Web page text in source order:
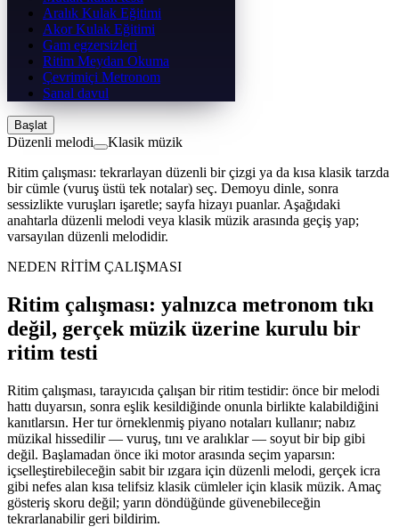
Aralık Kulak Eğitimi
Akor Kulak Eğitimi
Gam egzersizleri
Ritim Meydan Okuma
Çevrimiçi Metronom
Sanal davul
Başlat
Düzenli melodi
Klasik müzik
Ritim çalışması: tekrarlayan düzenli bir çizgi ya da kısa klasik tarzda
bir cümle (vuruş üstü tek notalar) seç. Demoyu dinle, sonra
sessizlikte vuruşları işaretle; sayfa hizayı puanlar. Aşağıdaki
anahtarla düzenli melodi veya klasik müzik arasında geçiş yap;
varsayılan düzenli melodidir.
NEDEN RİTİM ÇALIŞMASI
Ritim çalışması: yalnızca metronom tıkı
değil, gerçek müzik üzerine kurulu bir
ritim testi
Ritim çalışması, tarayıcıda çalışan bir ritim testidir: önce bir melodi
hattı duyarsın, sonra eşlik kesildiğinde onunla birlikte kalabildiğini
kanıtlarsın. Her tur örneklenmiş piyano notaları kullanır; nabız
müzikal hissedilir — vuruş, tını ve aralıklar — soyut bir bip gibi
değil. Başlamadan önce iki motor arasında seçim yaparsın:
içselleştirebileceğin sabit bir ızgara için düzenli melodi, gerçek icra
gibi nefes alan kısa telifsiz klasik cümleler için klasik müzik. Amaç
gösteriş skoru değil; yarın döndüğünde güvenebileceğin
tekrarlanabilir geri bildirim.